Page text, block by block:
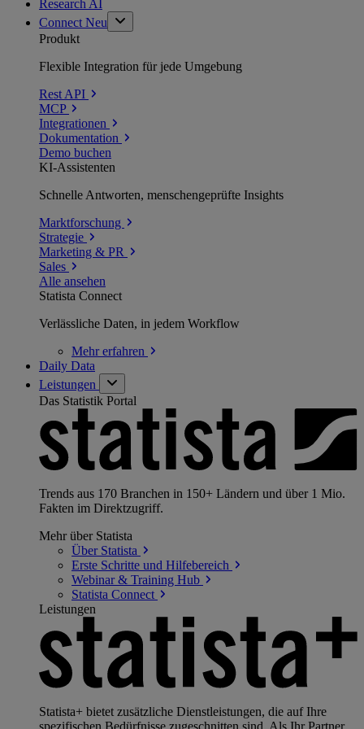
Research AI
Connect Neu
Produkt
Flexible Integration für jede Umgebung
Rest API
MCP
Integrationen
Dokumentation
Demo buchen
KI-Assistenten
Schnelle Antworten, menschengeprüfte Insights
Marktforschung
Strategie
Marketing & PR
Sales
Alle ansehen
Statista Connect
Verlässliche Daten, in jedem Workflow
Mehrerfahren
Daily Data
Leistungen
Das Statistik Portal
Trends aus 170 Branchen in 150+ Ländern und über 1 Mio.
Fakten im Direktzugriff.
Mehr über Statista
Über Statista
Erste Schritte und Hilfebereich
Webinar & Training Hub
Statista Connect
Leistungen
Statista+ bietet zusätzliche Dienstleistungen, die auf Ihre
spezifischen Bedürfnisse zugeschnitten sind. Als Ihr Partner